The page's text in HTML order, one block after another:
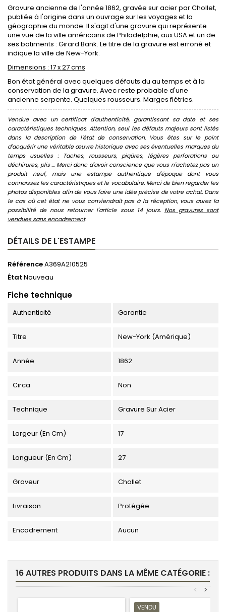
Gravure ancienne de l'année 1862, gravée sur acier par Chollet,
publiée à l'origine dans un ouvrage sur les voyages et la
géographie du monde. Il s'agit d'une gravure qui représente
une vue de la ville américains de Philadelphie, aux USA et un de
ses batiments : Girard Bank. Le titre de la gravure est erroné et
indique la ville de New-York.
Dimensions : 17 x 27 cms
Bon état général avec quelques défauts du au temps et à la
conservation de la gravure. Avec reste probable d'une
ancienne serpente. Quelques rousseurs. Marges flétries.
Vendue avec un certificat d'authenticité, garantissant sa date et ses
caractéristiques techniques. Attention, seul les défauts majeurs sont listés
dans la description de l'état de conservation. Vous êtes sur le point
d'acquérir une véritable œuvre historique avec ses éventuelles marques du
temps usuelles : Taches, rousseurs, piqûres, légères perforations ou
déchirures, plis ... Merci donc d'avoir conscience que vous n'achetez pas un
produit neuf, mais une estampe authentique d'époque dont vous
connaissez les caractéristiques et le vocabulaire. Merci de bien regarder les
photos disponibles afin de vous faire une idée précise de votre achat. Dans
le cas où cet état ne vous conviendrait pas à la réception, vous aurez la
possibilité de nous retourner l'article sous 14 jours. Nos gravures sont
vendues sans encadrement.
DÉTAILS DE L'ESTAMPE
RéférenceA369A210525
État Nouveau
Fiche technique
Authenticité Garantie
Titre New-York (Amérique)
Année 1862
Circa Non
Technique Gravure Sur Acier
Largeur (en Cm) 17
Longueur (en Cm) 27
Graveur Chollet
Livraison Protégée
Encadrement Aucun
16 AUTRES PRODUITS DANS LA MÊME CATÉGORIE :
>
<
VENDU